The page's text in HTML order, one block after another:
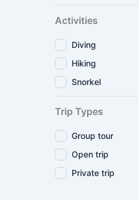
Activities
Diving
Hiking
Snorkel
Trip Types
Group tour
Open trip
Private trip